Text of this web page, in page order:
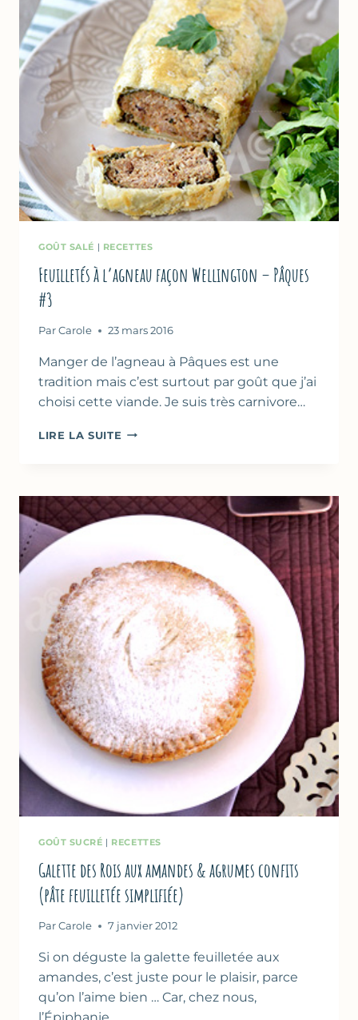
GOÛT SALÉ | RECETTES
Feuilletés à l’agneau façon Wellington – Pâques
#3
Par Carole 23 mars 2016
Manger de l’agneau à Pâques est une
tradition mais c’est surtout par goût que j’ai
choisi cette viande. Je suis très carnivore…
LIRE LA SUITE FEUILLETÉS
WELLINGTON
–
GOÛT SUCRÉ | RECETTES
Galette des Rois aux amandes & agrumes confits
(pâte feuilletée simplifiée)
Par Carole 7 janvier 2012
Si on déguste la galette feuilletée aux
amandes, c’est juste pour le plaisir, parce
qu’on l’aime bien … Car, chez nous,